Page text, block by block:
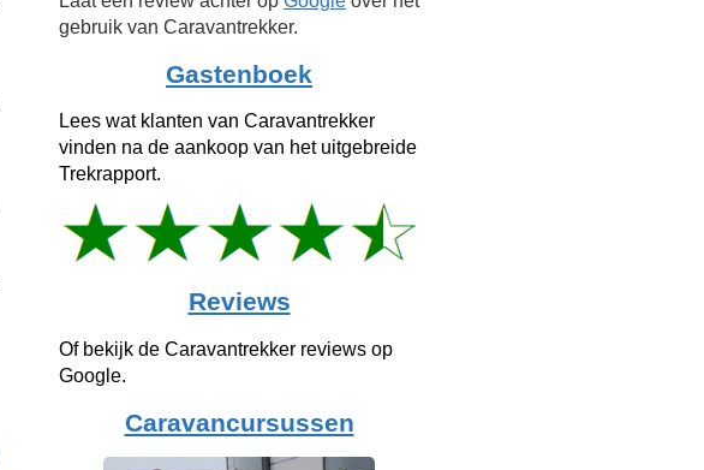
gebruik van Caravantrekker.
Gastenboek
Lees wat klanten van Caravantrekker
vinden na de aankoop van het uitgebreide
Trekrapport.
Reviews
Of bekijk de Caravantrekker reviews op
Google.
Caravancursussen